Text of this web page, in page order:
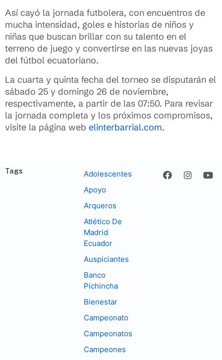
Así cayó la jornada futbolera, con encuentros de
mucha intensidad, goles e historias de niños y
niñas que buscan brillar con su talento en el
terreno de juego y convertirse en las nuevas joyas
del fútbol ecuatoriano.
La cuarta y quinta fecha del torneo se disputarán el
sábado 25 y domingo 26 de noviembre,
respectivamente, a partir de las 07:50. Para revisar
la jornada completa y los próximos compromisos,
visite la página web elinterbarrial.com.
Tags
Adolescentes
Apoyo
Arqueros
Atlético De
Madrid
Ecuador
Auspiciantes
Banco
Pichincha
Bienestar
Campeonato
Campeonatos
Campeones